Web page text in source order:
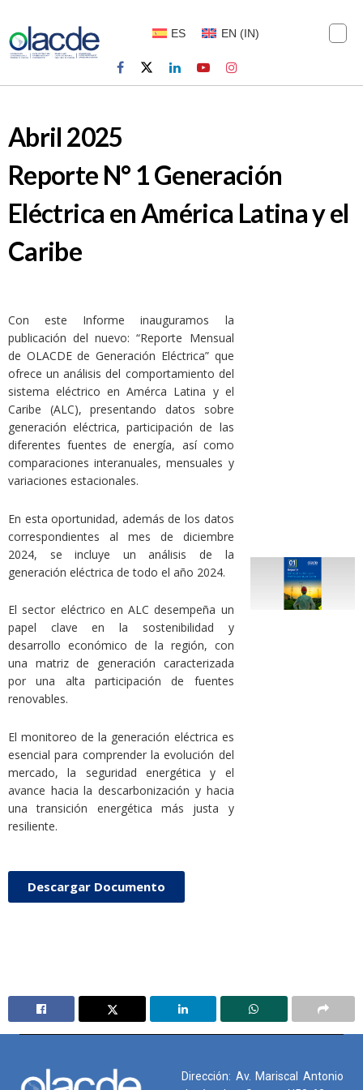
ES EN (IN)
Abril 2025
Reporte N° 1 Generación
Eléctrica en América Latina y el
Caribe
Con este Informe inauguramos la
publicación del nuevo: “Reporte Mensual
de OLACDE de Generación Eléctrica” que
ofrece un análisis del comportamiento del
sistema eléctrico en Amérca Latina y el
Caribe (ALC), presentando datos sobre
generación eléctrica, participación de las
diferentes fuentes de energía, así como
comparaciones interanuales, mensuales y
variaciones estacionales.
En esta oportunidad, además de los datos
correspondientes al mes de diciembre
2024, se incluye un análisis de la
generación eléctrica de todo el año 2024.
El sector eléctrico en ALC desempeña un
papel clave en la sostenibilidad y
desarrollo económico de la región, con
una matriz de generación caracterizada
por una alta participación de fuentes
renovables.
El monitoreo de la generación eléctrica es
esencial para comprender la evolución del
mercado, la seguridad energética y el
avance hacia la descarbonización y hacia
una transición energética más justa y
resiliente.
Descargar Documento
Dirección: Av. Mariscal Antonio